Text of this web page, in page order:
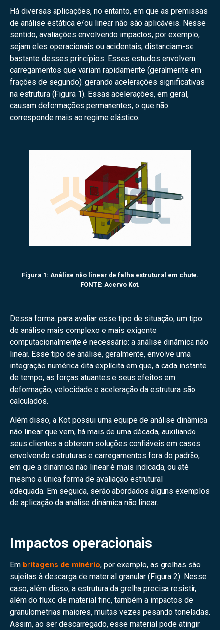
Há diversas aplicações, no entanto, em que as premissas
de análise estática e/ou linear não são aplicáveis. Nesse
sentido, avaliações envolvendo impactos, por exemplo,
sejam eles operacionais ou acidentais, distanciam-se
bastante desses princípios. Esses estudos envolvem
carregamentos que variam rapidamente (geralmente em
frações de segundo), gerando acelerações significativas
na estrutura (Figura 1). Essas acelerações, em geral,
causam deformações permanentes, o que não
corresponde mais ao regime elástico.
Figura 1: Análise não linear de falha estrutural em chute.
FONTE: Acervo Kot.
Dessa forma, para avaliar esse tipo de situação, um tipo
de análise mais complexo e mais exigente
computacionalmente é necessário: a análise dinâmica não
linear. Esse tipo de análise, geralmente, envolve uma
integração numérica dita explícita em que, a cada instante
de tempo, as forças atuantes e seus efeitos em
deformação, velocidade e aceleração da estrutura são
calculados.
Além disso, a Kot possui uma equipe de análise dinâmica
não linear que vem, há mais de uma década, auxiliando
seus clientes a obterem soluções confiáveis em casos
envolvendo estruturas e carregamentos fora do padrão,
em que a dinâmica não linear é mais indicada, ou até
mesmo a única forma de avaliação estrutural
adequada. Em seguida, serão abordados alguns exemplos
de aplicação da análise dinâmica não linear.
Impactos operacionais
Em britagens de minério, por exemplo, as grelhas são
sujeitas à descarga de material granular (Figura 2). Nesse
caso, além disso, a estrutura da grelha precisa resistir,
além do fluxo de material fino, também a impactos de
granulometrias maiores, muitas vezes pesando toneladas.
Assim, ao ser descarregado, esse material pode atingir